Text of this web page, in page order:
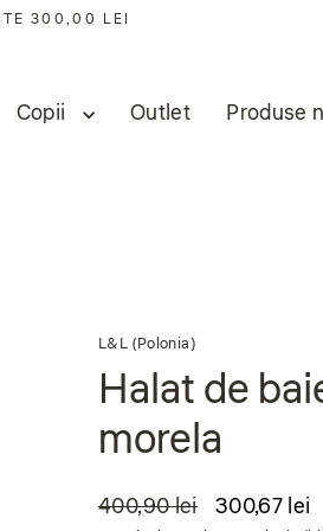
300,00 LEI
Copii Outlet Produse
L&L (Polonia)
Halat de
morela
Preț
400,90 lei
Preț
300,67 lei